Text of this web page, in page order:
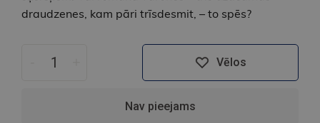
draudzenes, kam pāri trīsdesmit, – to spēs?
Vēlos
Nav pieejams